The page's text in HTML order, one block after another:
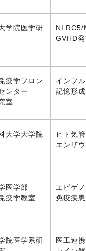
学院医学研
GVHD
疫学フロン
ンター
室
インフ
記憶形
大学大学院
ヒト気
エンザ
医学部
疫学教室
エピゲ
免疫疾
院医学系研
医工連